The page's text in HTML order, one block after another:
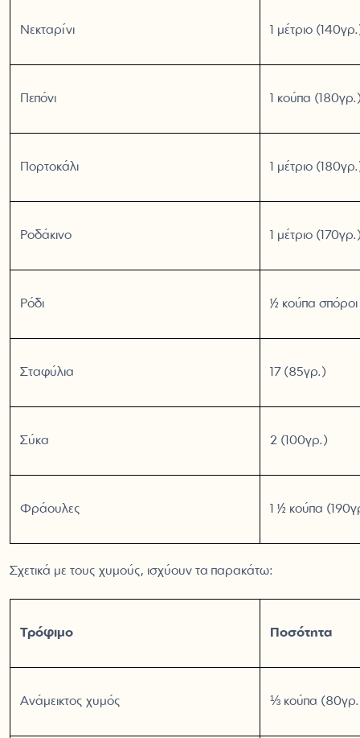
Νεκταρίνι 1 μέτριο
Πεπόνι 1 κούπα
Πορτοκάλι 1 μέτριο
Ροδάκινο 1 μέτριο
Ρόδι ½ κούπα
Σταφύλια 17 (85γρ.)
Σύκα 2 (100γρ.)
Φράουλες 1 ½ κούπα
Σχετικά με τους χυμούς, ισχύουν τα παρακάτω:
Τρόφιμο Ποσότητα
Ανάμεικτος χυμός ⅓ κούπα